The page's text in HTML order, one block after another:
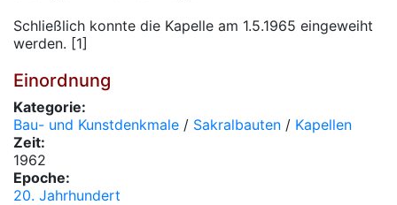
Schließlich konnte die Kapelle am 1.5.1965 eingeweiht
werden. [1]
Einordnung
Kategorie:
Bau- und Kunstdenkmale / Sakralbauten / Kapellen
Zeit:
1962
Epoche:
20. Jahrhundert